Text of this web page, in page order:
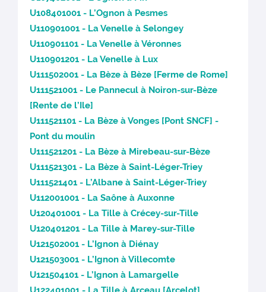
U108401001 - L’Ognon à Pesmes
U110901001 - La Venelle à Selongey
U110901101 - La Venelle à Véronnes
U110901201 - La Venelle à Lux
U111502001 - La Bèze à Bèze [Ferme de Rome]
U111521001 - Le Pannecul à Noiron-sur-Bèze
[Rente de l’Ile]
U111521101 - La Bèze à Vonges [Pont SNCF] -
Pont du moulin
U111521201 - La Bèze à Mirebeau-sur-Bèze
U111521301 - La Bèze à Saint-Léger-Triey
U111521401 - L’Albane à Saint-Léger-Triey
U112001001 - La Saône à Auxonne
U120401001 - La Tille à Crécey-sur-Tille
U120401201 - La Tille à Marey-sur-Tille
U121502001 - L’Ignon à Diénay
U121503001 - L’Ignon à Villecomte
U121504101 - L’Ignon à Lamargelle